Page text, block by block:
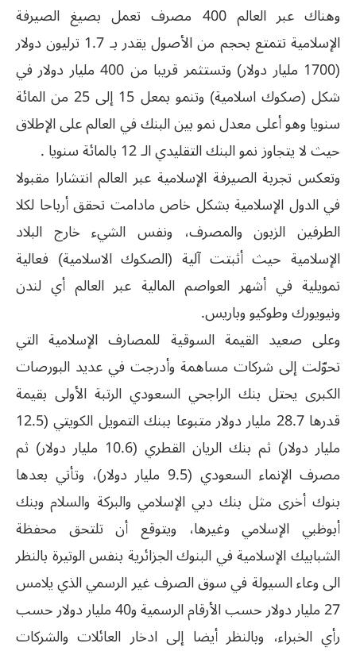
وهناك عبر العالم 400 مصرف تعمل بصيغ الصيرفة
الإسلامية تتمتع بحجم من الأصول يقدر بـ 1.7 ترليون دولار
(1700 مليار دولار) وتستثمر قريبا من 400 مليار دولار في
شكل (صكوك اسلامية) وتنمو بمعل 15 إلى 25 من المائة
سنويا وهو أعلى معدل نمو بين البنك في العالم على الإطلاق
حيث لا يتجاوز نمو البنك التقليدي الـ 12 بالمائة سنويا .
وتعكس تجربة الصيرفة الإسلامية عبر العالم انتشارا مقبولا
في الدول الإسلامية بشكل خاص مادامت تحقق أرباحا لكلا
الطرفين الزبون والمصرف، ونفس الشيء خارج البلاد
الإسلامية حيث أثبتت آلية (الصكوك الاسلامية) فعالية
تمويلية في أشهر العواصم المالية عبر العالم أي لندن
ونيويورك وطوكيو وباريس.
وعلى صعيد القيمة السوقية للمصارف الإسلامية التي
تحوّلت إلى شركات مساهمة وأدرجت في عديد البورصات
الكبرى يحتل بنك الراجحي السعودي الرتبة الأولى بقيمة
قدرها 28.7 مليار دولار متبوعا ببنك التمويل الكويتي (12.5
مليار دولار) ثم بنك الريان القطري (10.6 مليار دولار) ثم
مصرف الإنماء السعودي (9.5 مليار دولار)، وتأتي بعدها
بنوك أخرى مثل بنك دبي الإسلامي والبركة والسلام وبنك
أبوظبي الإسلامي وغيرها، ويتوقع أن تلتحق محفظة
الشبابيك الإسلامية في البنوك الجزائرية بنفس الوتيرة بالنظر
الى وعاء السيولة في سوق الصرف غير الرسمي الذي يلامس
27 مليار دولار حسب الأرقام الرسمية و40 مليار دولار حسب
رأي الخبراء، وبالنظر أيضا إلى ادخار العائلات والشركات